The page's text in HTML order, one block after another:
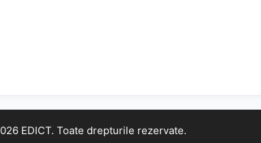
EDICT. Toate drepturile rezervate.